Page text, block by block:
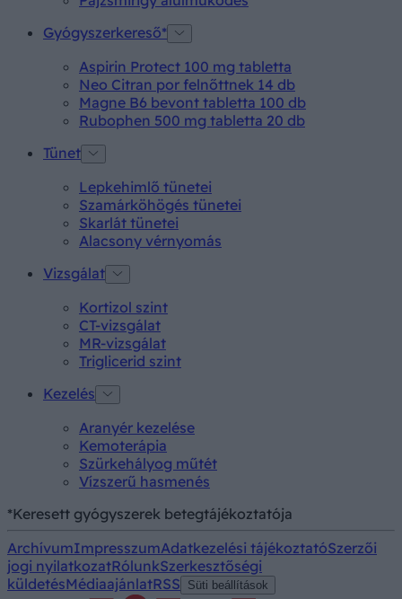
Gyógyszerkereső*
Aspirin Protect 100 mg tabletta
Neo Citran por felnőttnek 14 db
Magne B6 bevont tabletta 100 db
Rubophen 500 mg tabletta 20 db
Tünet
Lepkehimlő tünetei
Szamárköhögés tünetei
Skarlát tünetei
Alacsony vérnyomás
Vizsgálat
Kortizol szint
CT-vizsgálat
MR-vizsgálat
Triglicerid szint
Kezelés
Aranyér kezelése
Kemoterápia
Szürkehályog műtét
Vízszerű hasmenés
*Keresett gyógyszerek betegtájékoztatója
ArchívumImpresszumAdatkezelési tájékoztatóSzerzői
jogi nyilatkozatRólunkSzerkesztőségi
küldetésMédiaajánlatRSS Süti beállítások